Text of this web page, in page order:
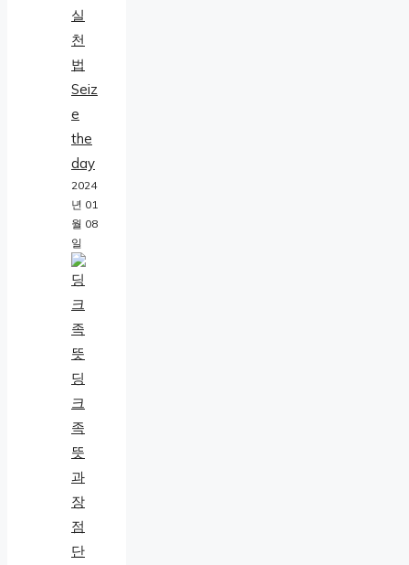
실
천
법
Seiz
e
the
day
2024
년 01
월 08
일
딩
크
족
뜻
과
장
점
단